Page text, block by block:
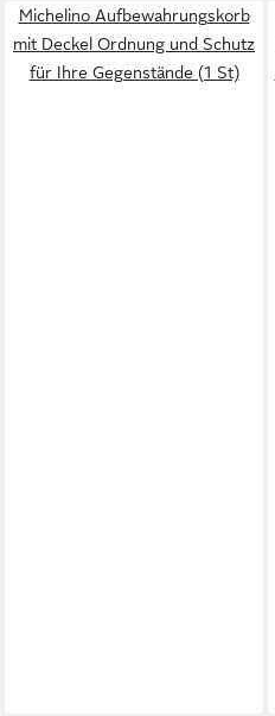
Michelino Aufbewahrungskorb
mit Deckel Ordnung und Schutz
für Ihre Gegenstände (1 St)